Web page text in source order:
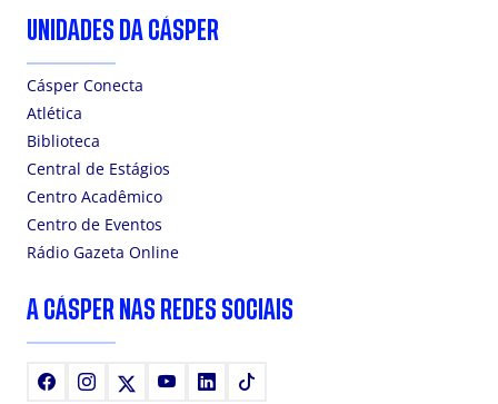
UNIDADES DA CÁSPER
Cásper Conecta
Atlética
Biblioteca
Central de Estágios
Centro Acadêmico
Centro de Eventos
Rádio Gazeta Online
A CÁSPER NAS REDES SOCIAIS
FacebookInstagram YoutubeLinkedIn